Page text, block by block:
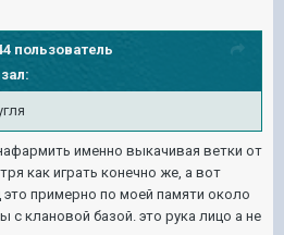
пользователь
именно выкачивая ветки от
как играть конечно же, а вот
это примерно по моей памяти около
с клановой базой. это рука лицо а не